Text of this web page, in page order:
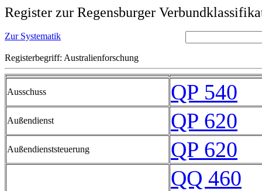
Register zur Regensburger
Zur Systematik
Registerbegriff: Australienforschung
Ausschuss QP 540
Außendienst QP 620
Außendienststeuerung QP 620
QQ 460